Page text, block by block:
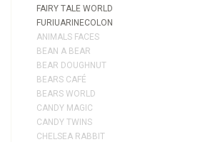
FAIRY TALE WORLD
FURIUARINECOLON
ANIMALS FACES
BEAN A BEAR
BEAR DOUGHNUT
BEARS CAFÉ
BEARS WORLD
CANDY MAGIC
CANDY TWINS
CHELSEA RABBIT